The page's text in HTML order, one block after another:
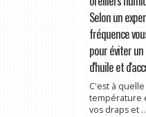
Selon un
fréquence
pour éviter
d'huile et
C'est à
température
vos draps et ...